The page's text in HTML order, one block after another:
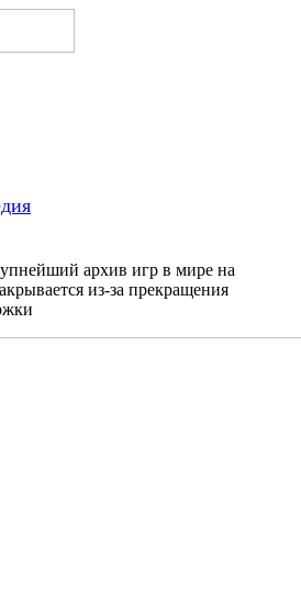
архив игр в мире на
из-за прекращения